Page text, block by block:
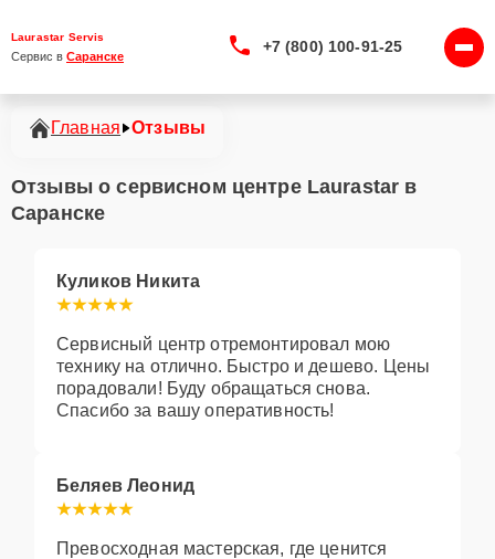
Laurastar Servis
Сервис в Саранске
+7 (800) 100-91-25
Главная Отзывы
Отзывы о сервисном центре Laurastar в
Саранске
Куликов Никита
Сервисный центр отремонтировал мою
технику на отлично. Быстро и дешево. Цены
порадовали! Буду обращаться снова.
Спасибо за вашу оперативность!
Беляев Леонид
Превосходная мастерская, где ценится